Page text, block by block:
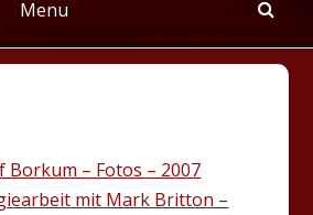
Menu
Borkum – Fotos – 2007
mit Mark Britton –